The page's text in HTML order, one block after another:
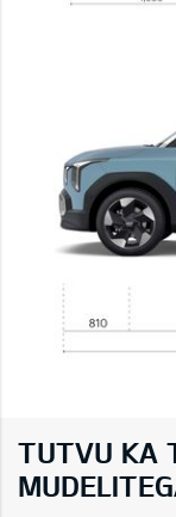
TUTVU KA